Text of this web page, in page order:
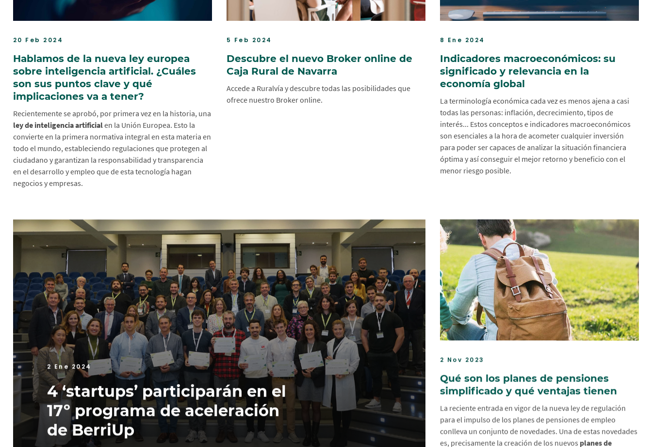
20 Feb 2024
Hablamos de la nueva ley europea
sobre inteligencia artificial. ¿Cuáles
son sus puntos clave y qué
implicaciones va a tener?
Recientemente se aprobó, por primera vez en la historia, una
ley de inteligencia artificialen la Unión Europea. Esto la
convierte en la primera normativa integral en esta materia en
todo el mundo, estableciendo regulaciones que protegen al
ciudadano y garantizan la responsabilidad y transparencia
en el desarrollo y empleo que de esta tecnología hagan
negocios y empresas.
5 Feb 2024
Descubre el nuevo Broker online de
Caja Rural de Navarra
Accede a Ruralvía y descubre todas las posibilidades que
ofrece nuestro Broker online.
8 Ene 2024
Indicadores macroeconómicos: su
significado y relevancia en la
economía global
La terminología económica cada vez es menos ajena a casi
todas las personas: inflación, decrecimiento, tipos de
interés... Estos conceptos e indicadores macroeconómicos
son esenciales a la hora de acometer cualquier inversión
para poder ser capaces de analizar la situación financiera
óptima y así conseguir el mejor retorno y beneficio con el
menor riesgo posible.
2 Ene 2024
4 ‘startups’ participarán en el
17º programa de aceleración
de BerriUp
2 Nov 2023
Qué son los planes de pensiones
simplificado y qué ventajas tienen
La reciente entrada en vigor de la nueva ley de regulación
para el impulso de los planes de pensiones de empleo
conlleva un conjunto de novedades. Una de estas novedades
es, precisamente la creación de los nuevos planes de